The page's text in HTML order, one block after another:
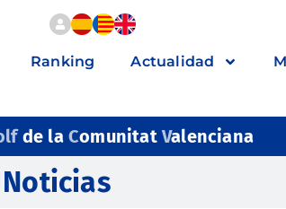
Ranking Actualidad
de la ComunitatValenciana
Noticias